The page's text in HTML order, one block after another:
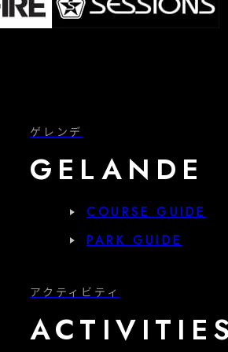
ゲレンデ
GELANDE
COURSE GUIDE
PARK GUIDE
アクティビティ